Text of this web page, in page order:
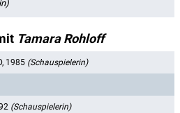
Tamara Rohloff
1985 (Schauspielerin)
(Schauspielerin)